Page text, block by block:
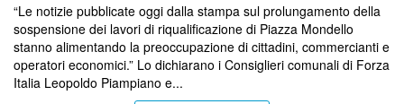
“Le notizie pubblicate oggi dalla stampa sul prolungamento della
sospensione dei lavori di riqualificazione di Piazza Mondello
stanno alimentando la preoccupazione di cittadini, commercianti e
operatori economici.” Lo dichiarano i Consiglieri comunali di Forza
Italia Leopoldo Piampiano e...